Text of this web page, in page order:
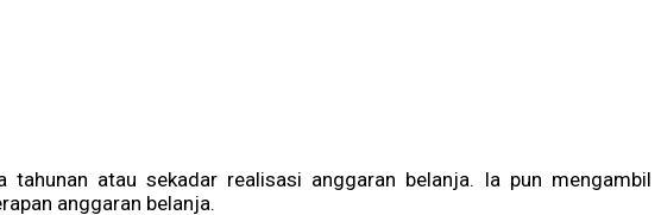
atau sekadar realisasi anggaran belanja. Ia pun mengambil
anggaran belanja.